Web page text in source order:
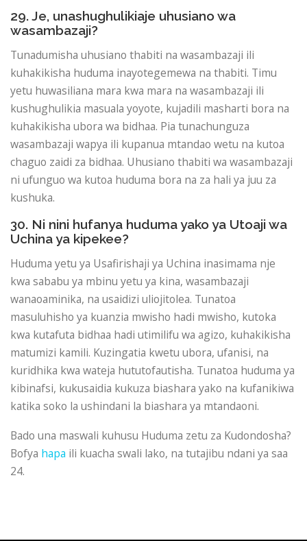
29. Je, unashughulikiaje uhusiano wa
wasambazaji?
Tunadumisha uhusiano thabiti na wasambazaji ili
kuhakikisha huduma inayotegemewa na thabiti. Timu
yetu huwasiliana mara kwa mara na wasambazaji ili
kushughulikia masuala yoyote, kujadili masharti bora na
kuhakikisha ubora wa bidhaa. Pia tunachunguza
wasambazaji wapya ili kupanua mtandao wetu na kutoa
chaguo zaidi za bidhaa. Uhusiano thabiti wa wasambazaji
ni ufunguo wa kutoa huduma bora na za hali ya juu za
kushuka.
30. Ni nini hufanya huduma yako ya Utoaji wa
Uchina ya kipekee?
Huduma yetu ya Usafirishaji ya Uchina inasimama nje
kwa sababu ya mbinu yetu ya kina, wasambazaji
wanaoaminika, na usaidizi uliojitolea. Tunatoa
masuluhisho ya kuanzia mwisho hadi mwisho, kutoka
kwa kutafuta bidhaa hadi utimilifu wa agizo, kuhakikisha
matumizi kamili. Kuzingatia kwetu ubora, ufanisi, na
kuridhika kwa wateja hututofautisha. Tunatoa huduma ya
kibinafsi, kukusaidia kukuza biashara yako na kufanikiwa
katika soko la ushindani la biashara ya mtandaoni.
Bado una maswali kuhusu Huduma zetu za Kudondosha?
Bofya hapa ili kuacha swali lako, na tutajibu ndani ya saa
24.